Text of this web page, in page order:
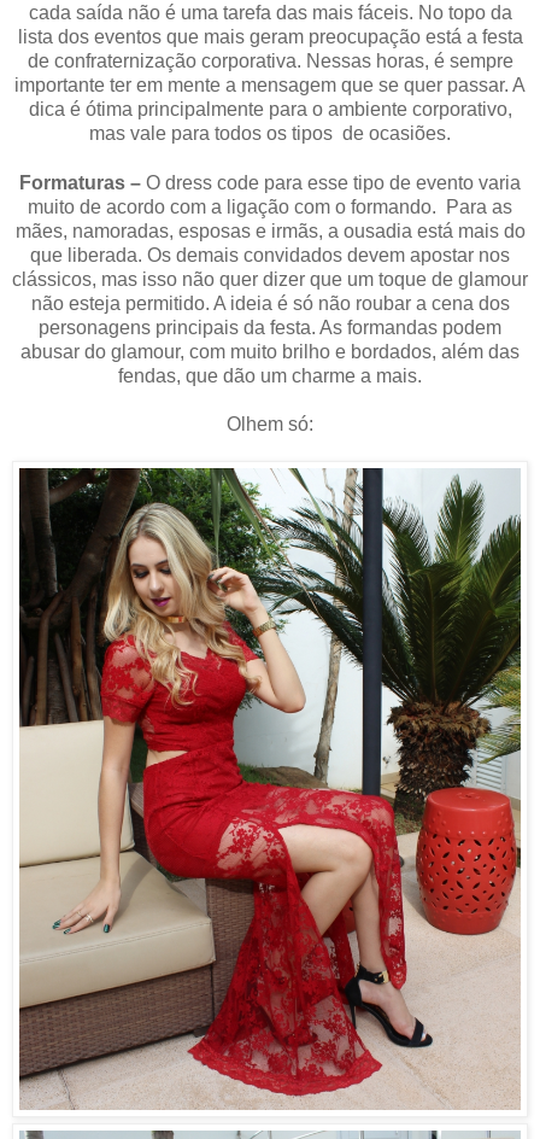
cada saída não é uma tarefa das mais fáceis. No topo da
lista dos eventos que mais geram preocupação está a festa
de confraternização corporativa. Nessas horas, é sempre
importante ter em mente a mensagem que se quer passar. A
dica é ótima principalmente para o ambiente corporativo,
mas vale para todos os tipos de ocasiões.
Formaturas – O dress code para esse tipo de evento varia
muito de acordo com a ligação com o formando. Para as
mães, namoradas, esposas e irmãs, a ousadia está mais do
que liberada. Os demais convidados devem apostar nos
clássicos, mas isso não quer dizer que um toque de glamour
não esteja permitido. A ideia é só não roubar a cena dos
personagens principais da festa. As formandas podem
abusar do glamour, com muito brilho e bordados, além das
fendas, que dão um charme a mais.
Olhem só: